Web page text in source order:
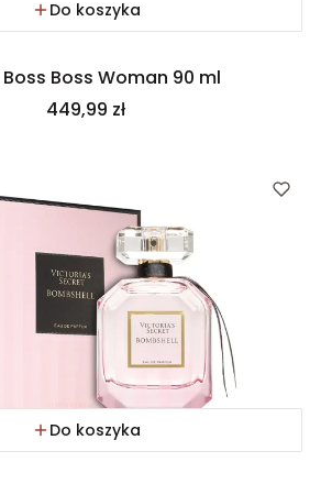
Do koszyka
Boss Woman 90 ml
Cena
449,99 zł
Do koszyka